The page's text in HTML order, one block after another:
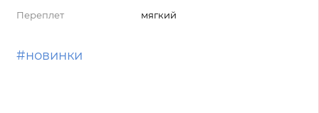
Переплет
мягкий
#новинки